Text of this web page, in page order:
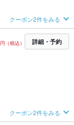
クーポン2件をみる
円（税込） 詳細・予約
クーポン2件をみる